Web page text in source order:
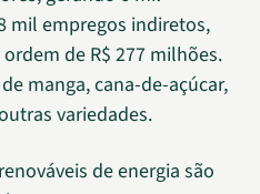
mil empregos indiretos,
de R$ 277 milhões.
manga, cana-de-açúcar,
variedades.
de energia são